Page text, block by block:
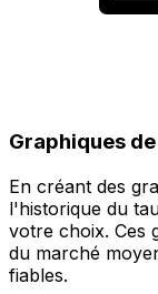
Graphiques
En créant des
l'historique du
votre choix. Ces
du marché
fiables.